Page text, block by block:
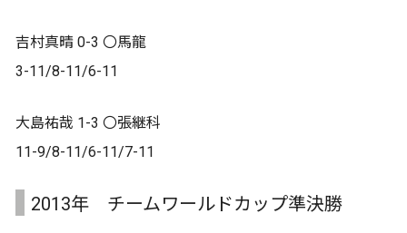
吉村真晴 0-3 〇馬龍
3-11/8-11/6-11
大島祐哉 1-3 〇張継科
11-9/8-11/6-11/7-11
2013年 チームワールドカップ準決勝